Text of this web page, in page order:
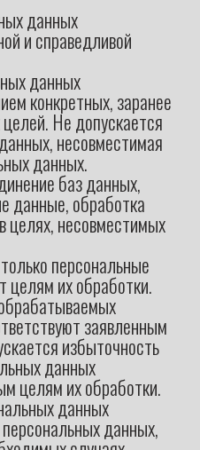
данных
и справедливой
данных
конкретных, заранее
Не допускается
несовместимая
данных.
баз данных,
данные, обработка
целях, несовместимых
персональные
целям их обработки.
заявленным
избыточность
данных
целям их обработки.
данных
данных,